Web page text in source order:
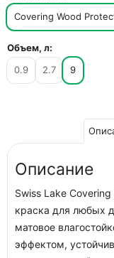
Covering Wood
Объем, л:
0.9
2.7 9
Описание
Swiss Lake
краска для любых
матовое
эффектом,